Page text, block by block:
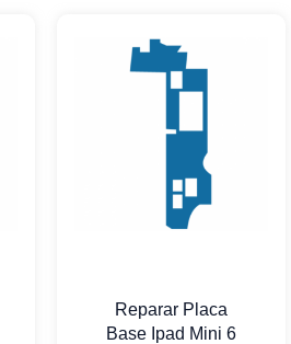
Reparar Placa
Base Ipad Mini 6